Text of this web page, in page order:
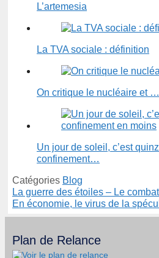
L’artemesia
La TVA sociale : définition
On critique le nucléaire et …
Un jour de soleil, c’est
confinement…
Catégories Blog
La guerre des étoiles – Le
En économie, le virus de la
Plan de Relance